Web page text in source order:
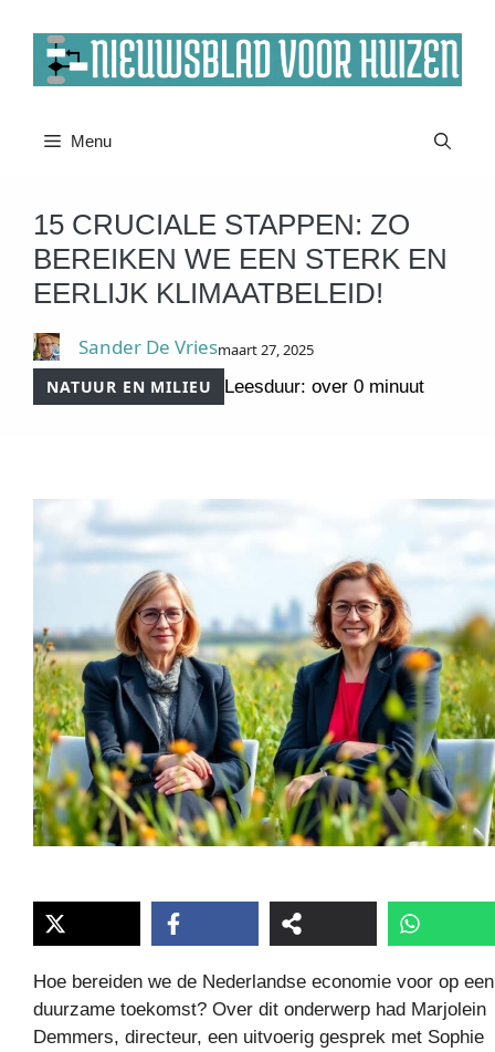
naar
Menu
15 CRUCIALE STAPPEN: ZO
BEREIKEN WE EEN STERK EN
EERLIJK KLIMAATBELEID!
Sander De Vriesmaart 27, 2025
NATUUR EN MILIEU Leesduur: over 0 minuut
Hoe bereiden we de Nederlandse economie voor op een
duurzame toekomst? Over dit onderwerp had Marjolein
Demmers, directeur, een uitvoerig gesprek met Sophie